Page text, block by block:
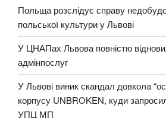
Польща розслідує справу
польської культури у Львові
У ЦНАПах Львова повністю
адмінпослуг
У Львові виник скандал довкола
корпусу UNBROKEN, куди
УПЦ МП